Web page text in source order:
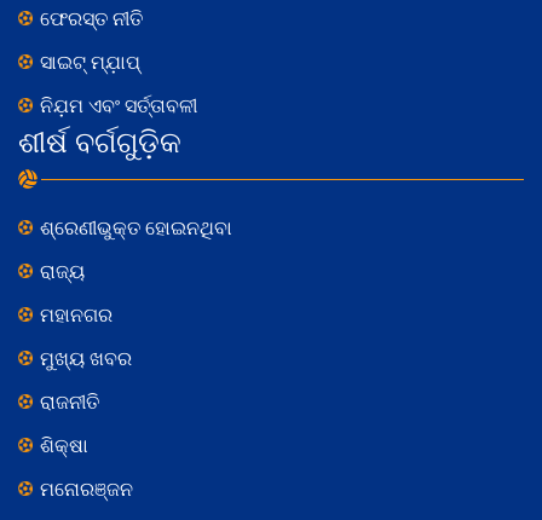
ଫେରସ୍ତ ନୀତି
ସାଇଟ୍ ମ୍ଯ଼ାପ୍
ନିଯ଼ମ ଏବଂ ସର୍ତ୍ତାବଳୀ
ଶୀର୍ଷ ବର୍ଗଗୁଡ଼ିକ
ଶ୍ରେଣୀଭୁକ୍ତ ହୋଇନଥିବା
ରାଜ୍ୟ
ମହାନଗର
ମୁଖ୍ୟ ଖବର
ରାଜନୀତି
ଶିକ୍ଷା
ମନୋରଞ୍ଜନ